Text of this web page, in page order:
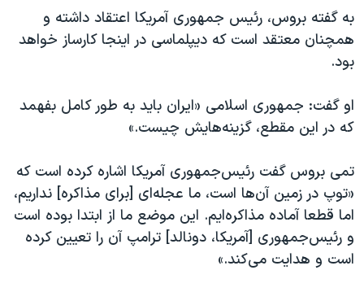
به گفته بروس، رئیس جمهوری آمریکا اعتقاد داشته و
همچنان معتقد است که دیپلماسی در اینجا کارساز خواهد
بود.
او گفت: جمهوری اسلامی «ایران باید به طور کامل بفهمد
که در این مقطع، گزینه‌هایش چیست.»
تمی بروس گفت رئیس‌جمهوری آمریکا اشاره کرده است که
«توپ در زمین آن‌ها است، ما عجله‌ای [برای مذاکره] نداریم،
اما قطعا آماده مذاکره‌ایم. این موضع ما از ابتدا بوده است
و رئیس‌جمهوری [آمریکا، دونالد] ترامپ آن را تعیین کرده
است و هدایت می‌کند.»